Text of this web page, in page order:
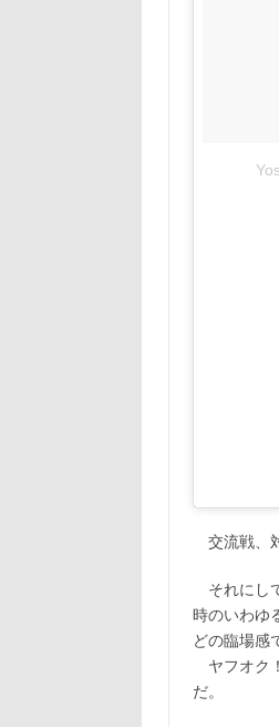
交流戦、
それにし
時のいわゆ
どの臨場感
ヤフオク
だ。